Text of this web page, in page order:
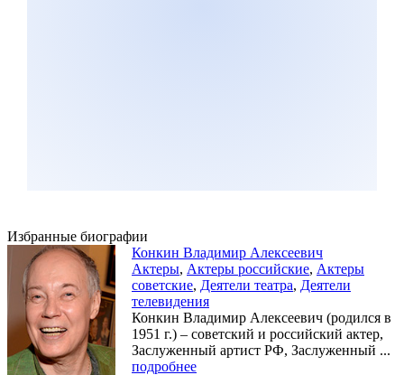
Избранные биографии
Конкин Владимир Алексеевич
Актеры, Актеры российские, Актеры
советские, Деятели театра, Деятели
телевидения
Конкин Владимир Алексеевич (родился в
1951 г.) – советский и российский актер,
Заслуженный артист РФ, Заслуженный ...
подробнее